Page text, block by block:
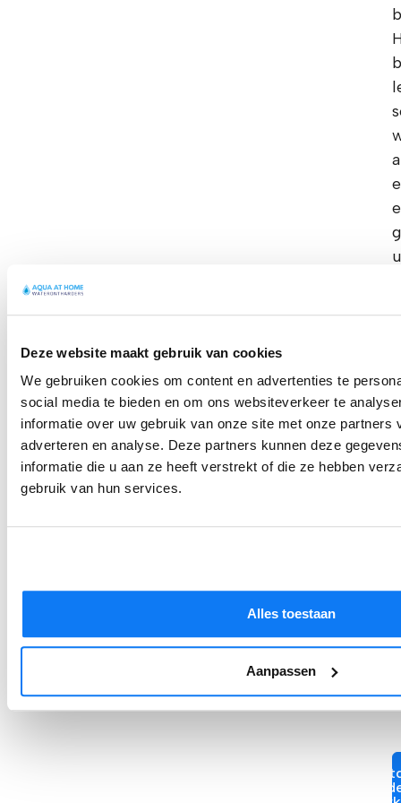
Deze website maakt gebruik van cookies
We gebruiken cookies om content en advertenties te
social media te bieden en om ons websiteverkeer te
informatie over uw gebruik van onze site met onze partners
adverteren en analyse. Deze partners kunnen deze
informatie die u aan ze heeft verstrekt of die ze hebben
gebruik van hun services.
Alles toestaan
Aanpassen
u